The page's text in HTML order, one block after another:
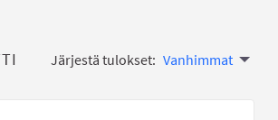
Järjestä tulokset: Vanhimmat